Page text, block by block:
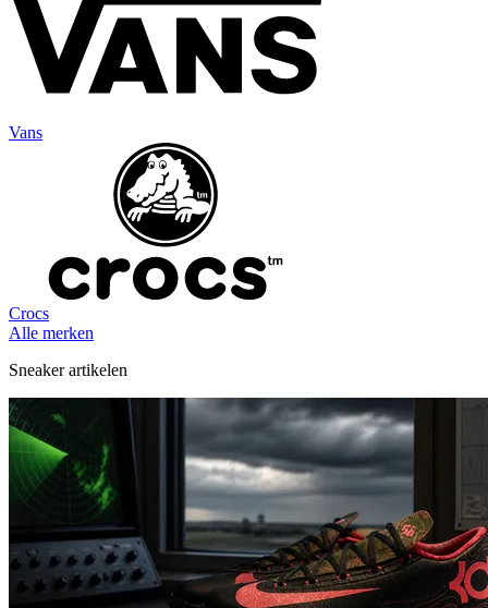
Vans
Crocs
Alle merken
Sneaker artikelen